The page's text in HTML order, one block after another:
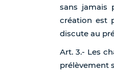
sans jamais
création est
discute au
Art. 3.- Les
prélèvement